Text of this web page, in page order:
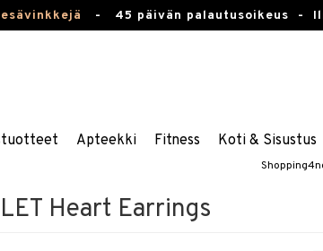
- 45 päivän palautusoikeus -
Apteekki Fitness Koti & Sisustus
Heart Earrings